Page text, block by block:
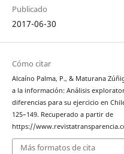
Publicado
2017-06-30
Cómo citar
Alcaíno Palma, P., & Maturana
a la información: Análisis
diferencias para su ejercicio en
125–149. Recuperado a partir de
https://
Más formatos de cita